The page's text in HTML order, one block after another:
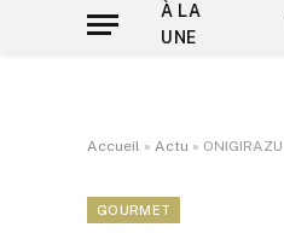
À LA
UNE
Accueil » Actu » ONIGIRAZU
GOURMET